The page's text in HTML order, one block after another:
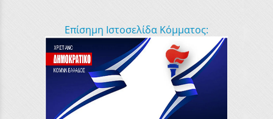
Επίσημη Ιστοσελίδα Κόμματος: